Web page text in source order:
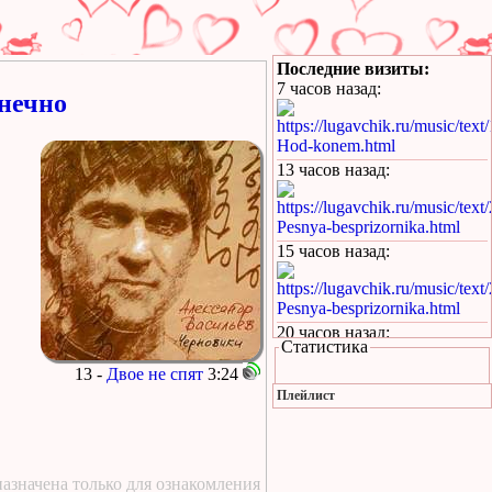
13 - Двое не спят 3:24
только для ознакомления
Последние визиты:
7 часов назад:
https://lugavchik.ru/music/
Hod-konem.html
13 часов назад:
https://lugavchik.ru/music/
Pesnya-besprizornika.html
15 часов назад:
https://lugavchik.ru/music/
Pesnya-besprizornika.html
20 часов назад:
Leto-(pesnya-dlya-Coya).html
1 день назад:
Статистика
Плейлист